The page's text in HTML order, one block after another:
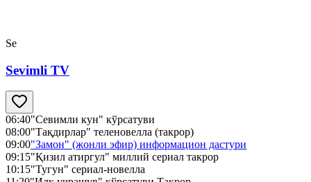
Se
Sevimli TV
06:40"Севимли кун" кўрсатуви
08:00"Тақдирлар" теленовелла (такрор)
09:00"Замон" (жонли эфир) информацион дастури
09:15"Қизил атиргул" миллий сериал такрор
10:15"Тугун" сериал-новелла